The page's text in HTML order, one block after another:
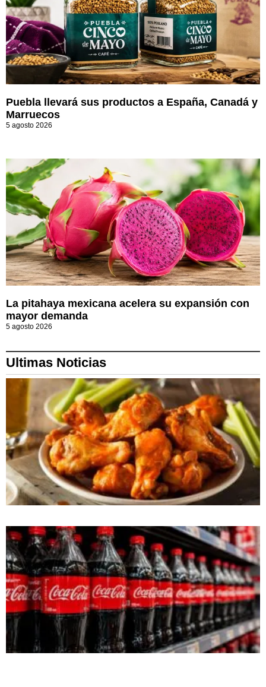
Puebla llevará sus productos a España, Canadá y
Marruecos
5 agosto 2026
La pitahaya mexicana acelera su expansión con
mayor demanda
5 agosto 2026
Ultimas Noticias